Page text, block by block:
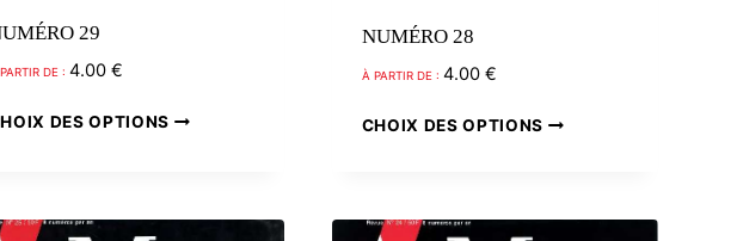
29
DE : 4.00 €
DES OPTIONS
plusieurs
NUMÉRO 28
À PARTIR DE : 4.00 €
CHOIX DES OPTIONS
plusieurs